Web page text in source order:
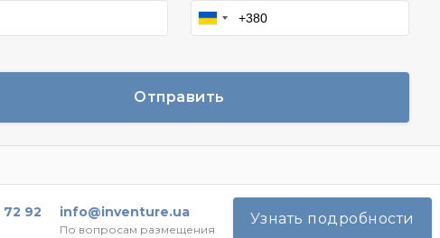
Отправить
92 info@inventure.ua
По вопросам размещения
Узнать подробности